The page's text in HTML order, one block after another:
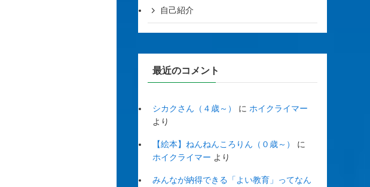
自己紹介
最近のコメント
シカクさん（４歳～） に ホイクライマー
より
【絵本】ねんねんころりん（０歳～）
に
ホイクライマー より
みんなが納得できる「よい教育」ってなん